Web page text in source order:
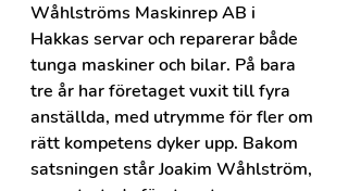
Wåhlströms Maskinrep AB i
Hakkas servar och reparerar både
tunga maskiner och bilar. På bara
tre år har företaget vuxit till fyra
anställda, med utrymme för fler om
rätt kompetens dyker upp. Bakom
satsningen står Joakim Wåhlström,